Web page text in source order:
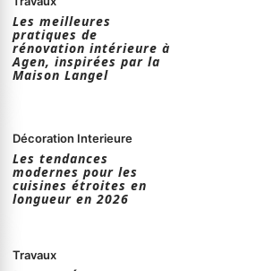
Les meilleures
pratiques de
rénovation intérieure à
Agen, inspirées par la
Maison Langel
Décoration Interieure
Les tendances
modernes pour les
cuisines étroites en
longueur en 2026
Travaux